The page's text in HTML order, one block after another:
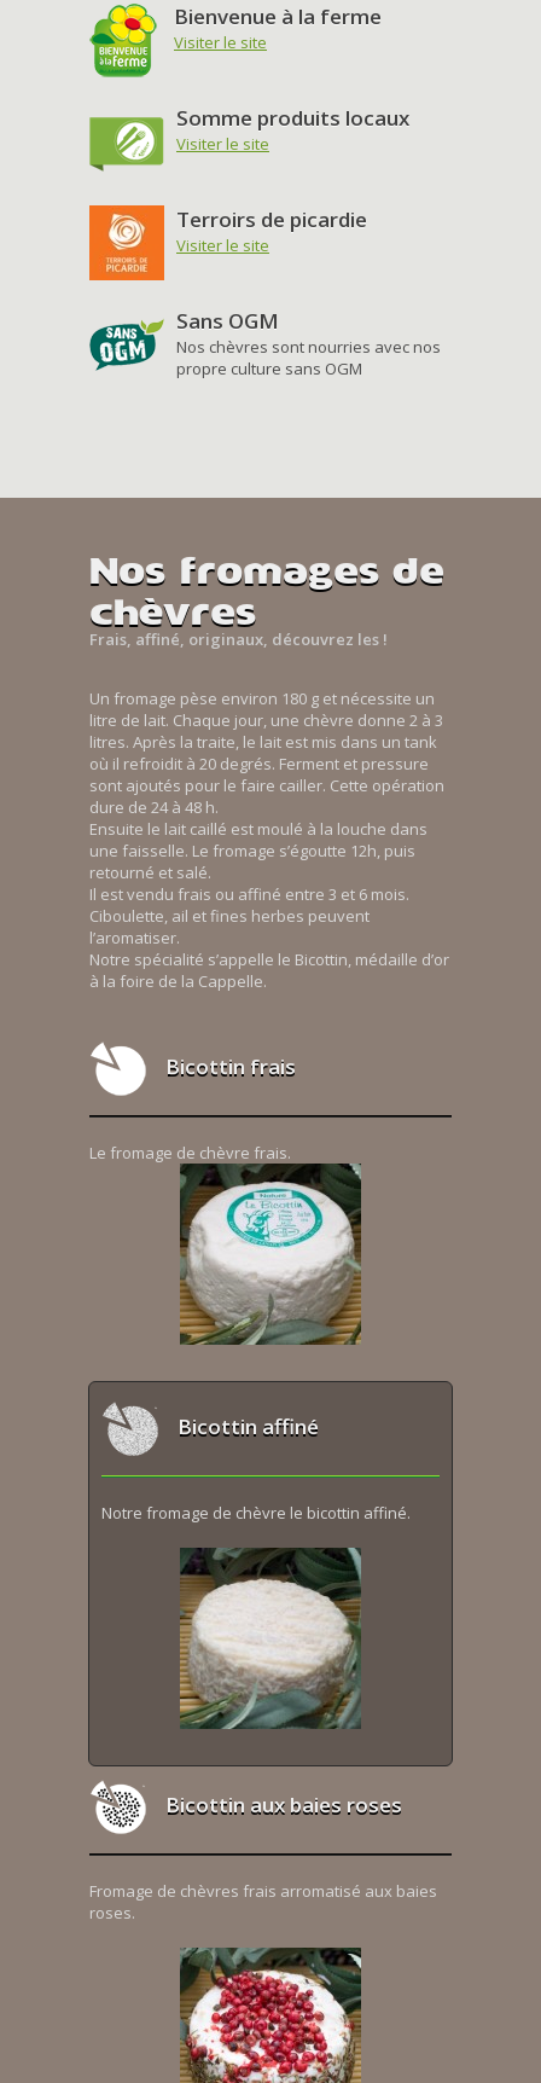
Bienvenue à la ferme
Visiter le site
Somme produits locaux
Visiter le site
Terroirs de picardie
Visiter le site
Sans OGM
Nos chèvres sont nourries avec nos
propre culture sans OGM
Nos fromages de
chèvres
Frais, affiné, originaux, découvrez les !
Un fromage pèse environ 180 g et nécessite un
litre de lait. Chaque jour, une chèvre donne 2 à 3
litres. Après la traite, le lait est mis dans un tank
où il refroidit à 20 degrés. Ferment et pressure
sont ajoutés pour le faire cailler. Cette opération
dure de 24 à 48 h.
Ensuite le lait caillé est moulé à la louche dans
une faisselle. Le fromage s’égoutte 12h, puis
retourné et salé.
Il est vendu frais ou affiné entre 3 et 6 mois.
Ciboulette, ail et fines herbes peuvent
l’aromatiser.
Notre spécialité s’appelle le Bicottin, médaille d’or
à la foire de la Cappelle.
Bicottin frais
Le fromage de chèvre frais.
Bicottin affiné
Notre fromage de chèvre le bicottin affiné.
Bicottin aux baies roses
Fromage de chèvres frais arromatisé aux baies
roses.